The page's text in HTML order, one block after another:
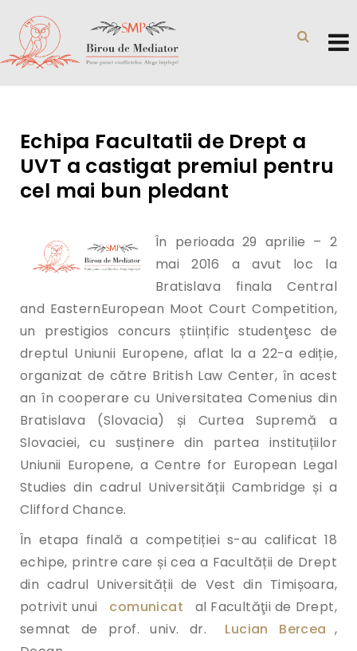
Echipa Facultatii de Drept a
UVT a castigat premiul pentru
cel mai bun pledant
În perioada 29 aprilie – 2
mai 2016 a avut loc la
Bratislava finala Central
and EasternEuropean Moot Court Competition,
un prestigios concurs științific studenţesc de
dreptul Uniunii Europene, aflat la a 22-a ediție,
organizat de către British Law Center, în acest
an în cooperare cu Universitatea Comenius din
Bratislava (Slovacia) și Curtea Supremă a
Slovaciei, cu susținere din partea instituțiilor
Uniunii Europene, a Centre for European Legal
Studies din cadrul Universității Cambridge și a
Clifford Chance.
În etapa finală a competiției s-au calificat 18
echipe, printre care și cea a Facultății de Drept
din cadrul Universității de Vest din Timișoara,
potrivit unui
comunicat
al Facultăţii de Drept,
semnat de prof. univ. dr.
Lucian Bercea ,